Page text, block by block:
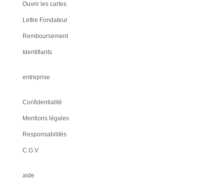
Ouvrir les cartes
Lettre Fondateur
Remboursement
Identifiants
entreprise
Confidentialité
Mentions légales
Responsabilités
C.G.V
aide